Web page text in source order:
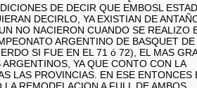
DE DECIR QUE EMBOSL
DECIRLO, YA EXISTIAN DE
NO NACIERON CUANDO SE REALIZO
ARGENTINO DE BASQUET
SI FUE EN EL 71 ó 72), EL MAS
YA QUE CONTO CON LA
LAS PROVINCIAS. EN ESE ENTONCES